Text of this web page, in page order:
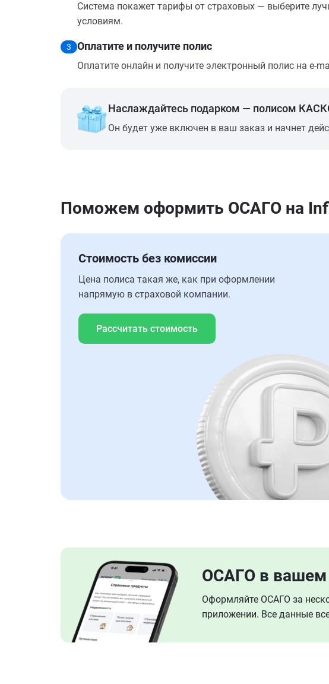
Система покажет тарифы от страховых — выберите
условиям.
3 Оплатите и получите полис
Оплатите онлайн и получите электронный полис на e-
Наслаждайтесь подарком — полисом
Он будет уже включен в ваш заказ и начнет
Поможем оформить ОСАГО на
Стоимость без комиссии
Цена полиса такая же, как при оформлении
напрямую в страховой компании.
Рассчитать стоимость
ОСАГО в вашем
Оформляйте ОСАГО за
приложении. Все данные